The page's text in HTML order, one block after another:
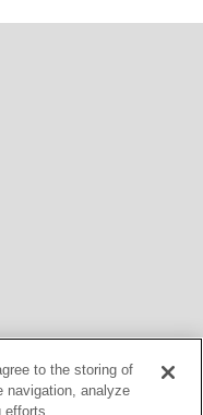
to the storing of
navigation, analyze